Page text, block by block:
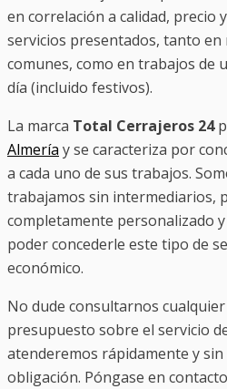
en correlación a calidad, precio
servicios presentados, tanto
comunes, como en trabajos de
día (incluido festivos).
La marca Total Cerrajeros 24
Almería y se caracteriza por
a cada uno de sus trabajos.
trabajamos sin intermediarios,
completamente personalizado
poder concederle este tipo de
económico.
No dude consultarnos
presupuesto sobre el servicio
atenderemos rápidamente y
obligación. Póngase en